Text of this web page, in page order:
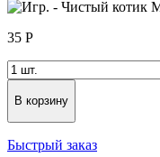
35 Р
В корзину
Быстрый заказ